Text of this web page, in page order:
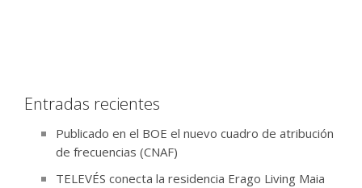
Entradas recientes
Publicado en el BOE el nuevo cuadro de atribución
de frecuencias (CNAF)
TELEVÉS conecta la residencia Erago Living Maia